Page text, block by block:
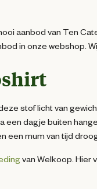
aanbod van Ten
in onze webshop.
stof licht van
dagje buiten
een mum van tijd
van Welkoop. Hier